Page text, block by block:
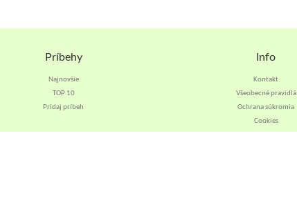
Príbehy
Najnovšie
TOP 10
Pridaj príbeh
Info
Kontakt
Všeobecné pravidlá
Ochrana súkromia
Cookies